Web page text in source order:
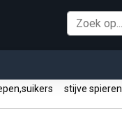
stijve spieren